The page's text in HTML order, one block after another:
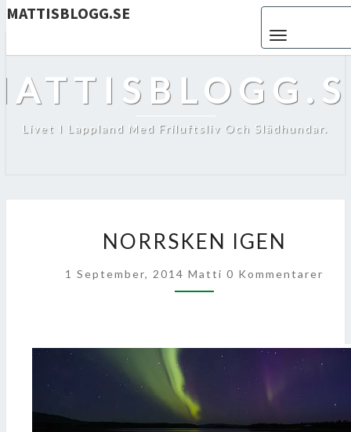
MATTISBLOGG.SE
Livet I Lappland Med Friluftsliv Och Slädhundar.
IGEN
NORRSKEN IGEN
1 September, 2014 Matti Kommentarer
0 Kommentarer